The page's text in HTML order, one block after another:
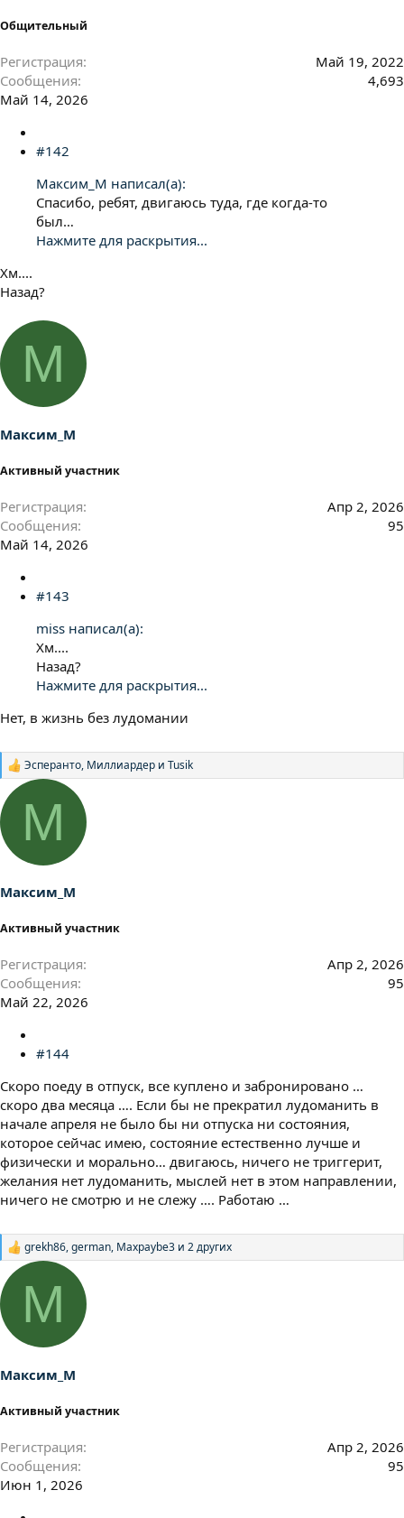
Общительный
Регистрация
Май 19, 2022
Сообщения
4,693
Май 14, 2026
#142
Максим_М написал(а):
Спасибо, ребят, двигаюсь туда, где когда-то
был…
Нажмите для раскрытия...
Хм....
Назад?
М
Максим_М
Активный участник
Регистрация
Апр 2, 2026
Сообщения
95
Май 14, 2026
#143
miss написал(а):
Хм....
Назад?
Нажмите для раскрытия...
Нет, в жизнь без лудомании
Р
а
и
и
Эсперанто, Миллиардер и Tusik
М
Максим_М
Активный участник
Регистрация
Апр 2, 2026
Сообщения
95
Май 22, 2026
#144
Скоро поеду в отпуск, все куплено и забронировано …
скоро два месяца …. Если бы не прекратил лудоманить в
начале апреля не было бы ни отпуска ни состояния,
которое сейчас имею, состояние естественно лучше и
физически и морально… двигаюсь, ничего не триггерит,
желания нет лудоманить, мыслей нет в этом направлении,
ничего не смотрю и не слежу …. Работаю …
Р
а
и
и
grekh86,german, Maxpaybe3 и 2 других
М
Максим_М
Активный участник
Регистрация
Апр 2, 2026
Сообщения
95
Июн 1, 2026